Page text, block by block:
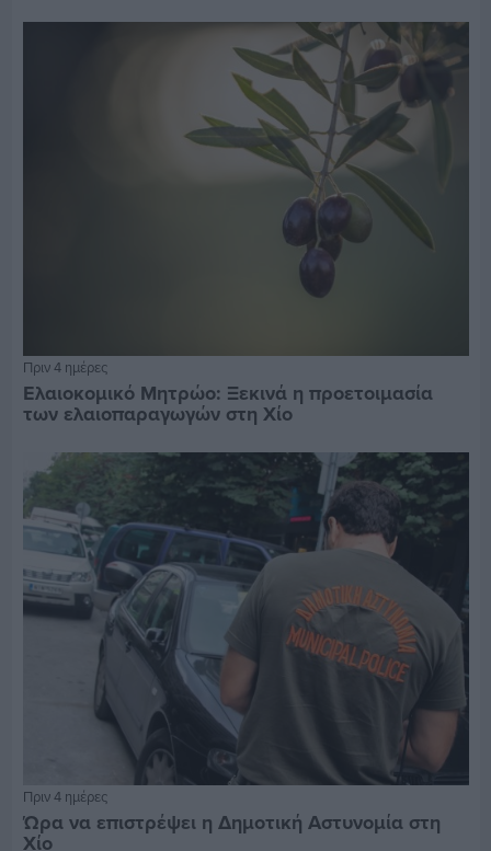
Πριν 4 ημέρες
Ελαιοκομικό Μητρώο: Ξεκινά η προετοιμασία
των ελαιοπαραγωγών στη Χίο
Πριν 4 ημέρες
Ώρα να επιστρέψει η Δημοτική Αστυνομία στη
Χίο